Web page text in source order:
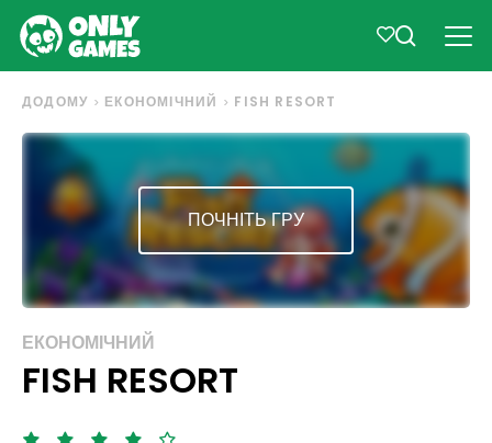
ДОДОМУ ЕКОНОМІЧНИЙ FISH RESORT
ПОЧНІТЬ ГРУ
ЕКОНОМІЧНИЙ
FISH RESORT